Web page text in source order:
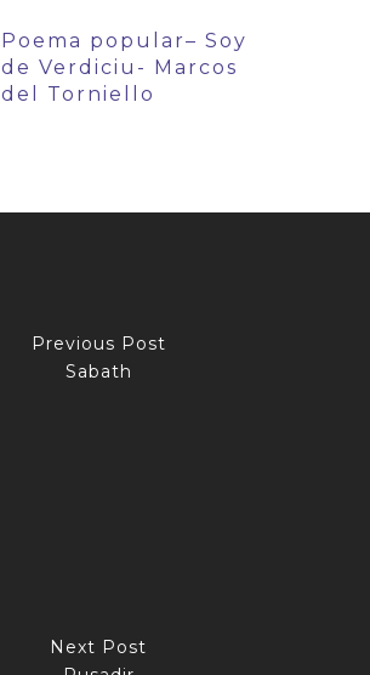
Poema popular– Soy
de Verdiciu- Marcos
del Torniello
Previous Post
Sabath
Next Post